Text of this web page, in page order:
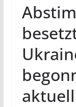
aktuell